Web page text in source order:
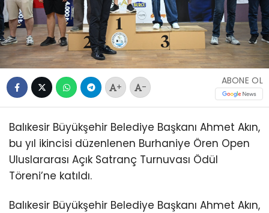
+ -
ABONE OL
Balıkesir Büyükşehir Belediye Başkanı Ahmet Akın,
bu yıl ikincisi düzenlenen Burhaniye Ören Open
Uluslararası Açık Satranç Turnuvası Ödül
Töreni’ne katıldı.
Balıkesir Büyükşehir Belediye Başkanı Ahmet Akın,